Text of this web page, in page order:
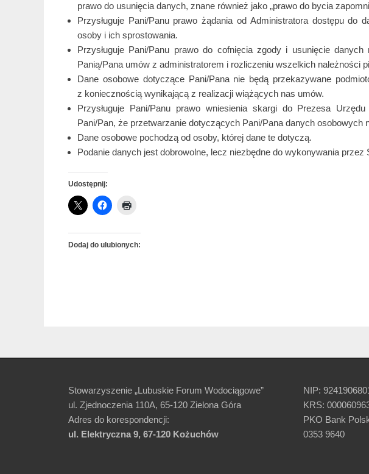
prawo do usunięcia danych, znane również jako „prawo do bycia
Przysługuje Pani/Panu prawo żądania od Administratora dostępu do
osoby i ich sprostowania.
Przysługuje Pani/Panu prawo do cofnięcia zgody i usunięcie
Panią/Pana umów z administratorem i rozliczeniu wszelkich należności
Dane osobowe dotyczące Pani/Pana nie będą przekazywane
z koniecznością wynikającą z realizacji wiążących nas umów.
Przysługuje Pani/Panu prawo wniesienia skargi do Prezesa
Pani/Pan, że przetwarzanie dotyczących Pani/Pana danych osobowych
Dane osobowe pochodzą od osoby, której dane te dotyczą.
Podanie danych jest dobrowolne, lecz niezbędne do wykonywania przez
Udostępnij:
Dodaj do ulubionych:
Stowarzyszenie „Lubuskie Forum Wodociągowe”
ul. Zjednoczenia 110A, 65-120 Zielona Góra
Adres do korespondencji:
ul. Elektryczna 9, 67-120 Kożuchów
NIP:
KRS:
PKO Bank
0353 9640